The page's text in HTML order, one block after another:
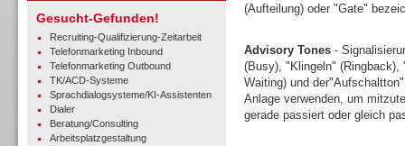
Gesucht-Gefunden!
Recruiting-Qualifizierung-Zeitarbeit
Telefonmarketing Inbound
Telefonmarketing Outbound
TK/ACD-Systeme
Sprachdialogsysteme/KI-Assistenten
Dialer
Beratung/Consulting
Arbeitsplatzgestaltung
(Aufteilung) oder "Gate"
Advisory Tones -
(Busy), "Klingeln"
Waiting) und
Anlage verwenden, um
gerade passiert oder gleich